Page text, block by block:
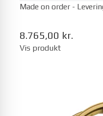
Made on order -
8.765,00 kr.
Vis produkt